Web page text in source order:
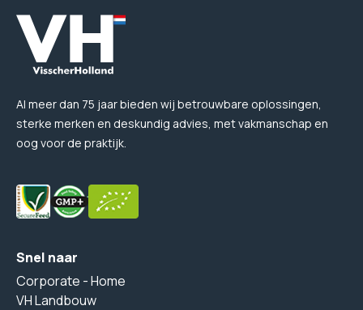
Al meer dan 75 jaar bieden wij betrouwbare oplossingen,
sterke merken en deskundig advies, met vakmanschap en
oog voor de praktijk.
Snel naar
Corporate - Home
VH Landbouw